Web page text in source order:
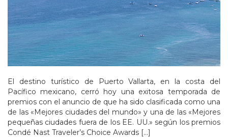
El destino turístico de Puerto Vallarta, en la costa del
Pacífico mexicano, cerró hoy una exitosa temporada de
premios con el anuncio de que ha sido clasificada como una
de las «Mejores ciudades del mundo» y una de las «Mejores
pequeñas ciudades fuera de los EE. UU.» según los premios
Condé Nast Traveler’s Choice Awards […]